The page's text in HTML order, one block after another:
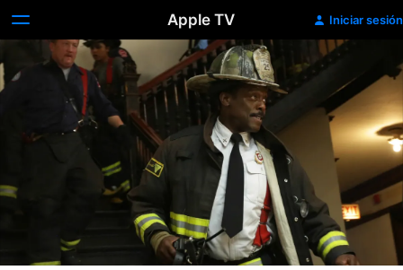
Apple TV Iniciar sesión